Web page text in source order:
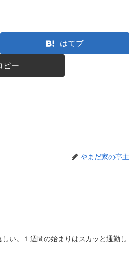
はてブ
ピー
やまだ家の亭主
い。１週間の始まりはスカッと通勤し